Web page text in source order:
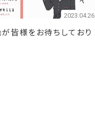
2023.04.26
が皆様をお待ちしており